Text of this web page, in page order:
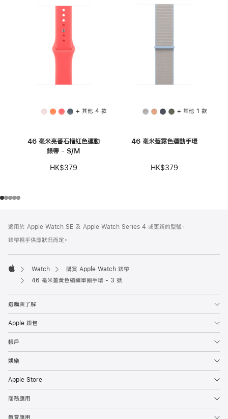
+ 其他 4 款
46 毫米亮番石榴紅色運動
錶帶 - S/M
HK$379
+ 其他 1 款
46 毫米藍霧色運動手環
HK$379
腳
腳
適用於 Apple Watch SE 及 Apple Watch Series 4 或更新的型號。
錶帶視乎供應狀況而定。
Apple
Watch
購買 Apple Watch 錶帶
46 毫米薑黃色編織單圈手環 - 3 號
選購與了解
Apple 銀包
帳戶
娛樂
Apple Store
商務應用
教育應用